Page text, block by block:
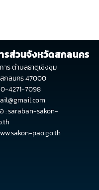
รส่วนจังหวัดสกลนคร
าร ตำบลธาตุเชิงชุม
กลนคร 47000
0-4271-7098
: saraban-sakon-
pao.go.th